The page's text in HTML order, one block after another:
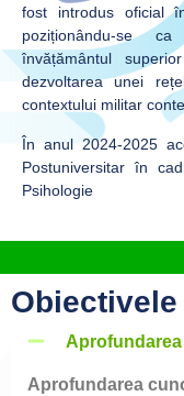
fost introdus oficial
poziționându-se
învățământul
dezvoltarea unei
contextului militar
În anul 2024-2025
Postuniversitar în
Psihologie
Aprofundarea